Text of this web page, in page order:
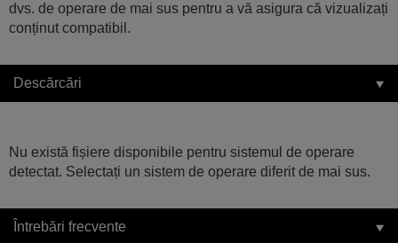
dvs. de operare de mai sus pentru a vă asigura că vizualizați
conținut compatibil.
Descărcări
Nu există fișiere disponibile pentru sistemul de operare
detectat. Selectați un sistem de operare diferit de mai sus.
Întrebări frecvente